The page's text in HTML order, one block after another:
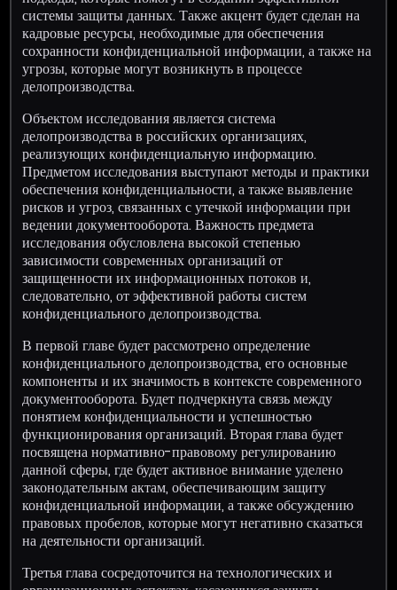
системы защиты данных. Также акцент будет сделан на
кадровые ресурсы, необходимые для обеспечения
сохранности конфиденциальной информации, а также на
угрозы, которые могут возникнуть в процессе
делопроизводства.
Объектом исследования является система
делопроизводства в российских организациях,
реализующих конфиденциальную информацию.
Предметом исследования выступают методы и практики
обеспечения конфиденциальности, а также выявление
рисков и угроз, связанных с утечкой информации при
ведении документооборота. Важность предмета
исследования обусловлена высокой степенью
зависимости современных организаций от
защищенности их информационных потоков и,
следовательно, от эффективной работы систем
конфиденциального делопроизводства.
В первой главе будет рассмотрено определение
конфиденциального делопроизводства, его основные
компоненты и их значимость в контексте современного
документооборота. Будет подчеркнута связь между
понятием конфиденциальности и успешностью
функционирования организаций. Вторая глава будет
посвящена нормативно-правовому регулированию
данной сферы, где будет активное внимание уделено
законодательным актам, обеспечивающим защиту
конфиденциальной информации, а также обсуждению
правовых пробелов, которые могут негативно сказаться
на деятельности организаций.
Третья глава сосредоточится на технологических и